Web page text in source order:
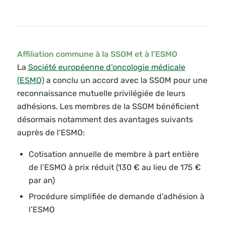
Affiliation commune à la SSOM et à l’ESMO
La Société européenne d’oncologie médicale
(ESMO)a conclu un accord avec la SSOM pour une
reconnaissance mutuelle privilégiée de leurs
adhésions. Les membres de la SSOM bénéficient
désormais notamment des avantages suivants
auprès de l’ESMO:
Cotisation annuelle de membre à part entière
de l’ESMO à prix réduit (130 € au lieu de 175 €
par an)
Procédure simplifiée de demande d’adhésion à
l’ESMO